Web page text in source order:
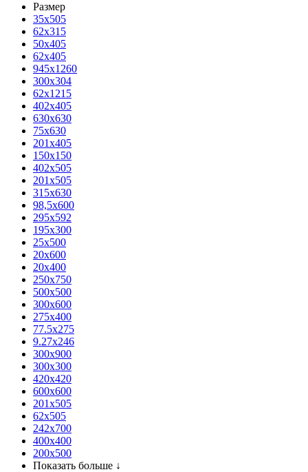
Размер
35х505
62x315
50x405
62х405
945x1260
300x304
62x1215
402x405
630x630
75x630
201x405
150x150
402x505
201x505
315x630
98,5х600
295x592
195х300
25x500
20х600
20х400
250x750
500x500
300x600
275x400
77.5х275
9.27x246
300x900
300x300
420х420
600х600
201х505
62х505
242х700
400х400
200х500
Показать больше ↓